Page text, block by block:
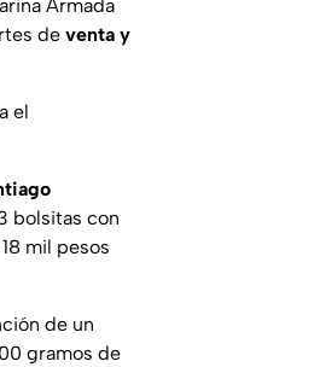
Armada
de venta y
el
bolsitas con
mil pesos
de un
gramos de